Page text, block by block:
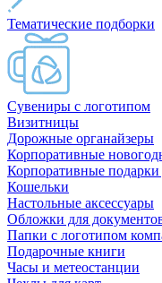
Тематические подборки
Сувениры с логотипом
Визитницы
Дорожные органайзеры
Корпоративные
Корпоративные подарки
Кошельки
Настольные аксессуары
Обложки для
Папки с логотипом
Подарочные книги
Часы и метеостанции